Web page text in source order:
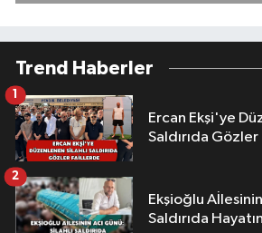
Trend Haberler
Ercan Ekşi'ye Düzenlenen Silahlı
Saldırıda
1
Ekşioğlu Aİlesinin
Saldırıda
2